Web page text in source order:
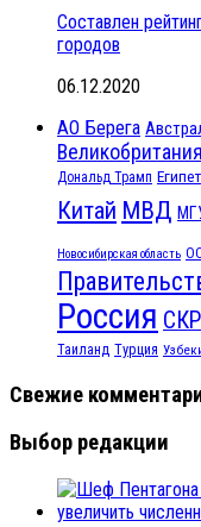
Составлен
городов
06.12.2020
АО Берега
Великобритания
Дональд Трамп Египет
Китай МВД
Новосибирская область
Россия СКР
Таиланд Турция
Свежие
Выбор редакции